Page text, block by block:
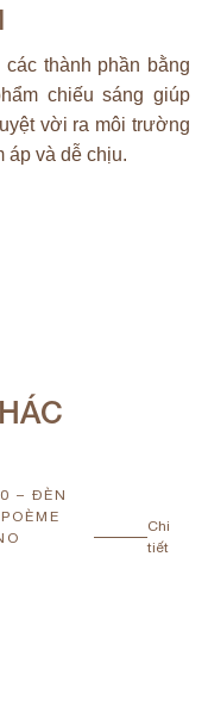
thành phần bằng
chiếu sáng giúp
vời ra môi trường
áp và dễ chịu.
– ĐÈN
Chi
tiết